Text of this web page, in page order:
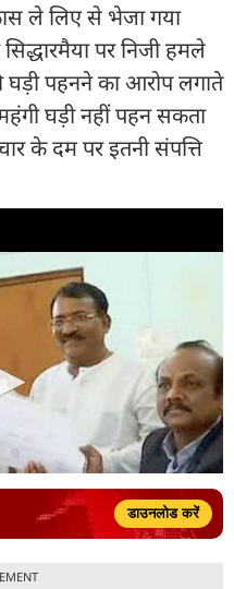
ले लिए से भेजा गया
पर निजी हमले
पहनने का आरोप लगाते
घड़ी नहीं पहन सकता
के दम पर इतनी संपत्ति
डाउनलोड करें